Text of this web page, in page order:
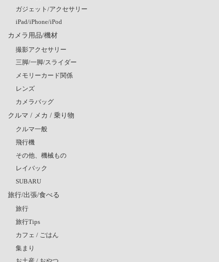
ガジェット/アクセサリー
iPad/iPhone/iPod
カメラ用品/機材
撮影アクセサリー
三脚/一脚/スライダー
メモリーカード関係
レンズ
カメラバッグ
クルマ / メカ / 乗り物
クルマ一般
飛行機
その他、機械もの
レイバック
SUBARU
旅行/出張/食べる
旅行
旅行Tips
カフェ / ごはん
集まり